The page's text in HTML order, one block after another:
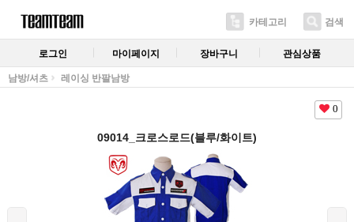
카테고리 검색
로그인 마이페이지 장바구니 관심상품
남방/셔츠 레이싱 반팔남방
0
09014_크로스로드(블루/화이트)